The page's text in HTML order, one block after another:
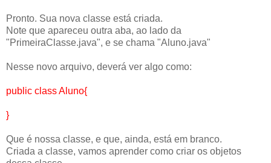
Pronto. Sua nova classe está criada.
Note que apareceu outra aba, ao lado da
"PrimeiraClasse.java", e se chama "Aluno.java"
Nesse novo arquivo, deverá ver algo como:
public class Aluno{
}
Que é nossa classe, e que, ainda, está em branco.
Criada a classe, vamos aprender como criar os objetos